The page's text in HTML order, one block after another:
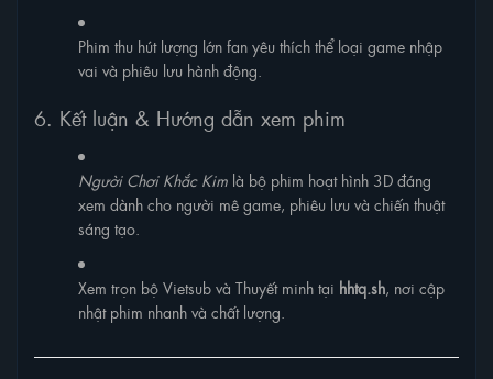
Phim thu hút lượng lớn fan yêu thích thể loại game nhập
vai và phiêu lưu hành động.
6. Kết luận & Hướng dẫn xem phim
Người Chơi Khắc Kim là bộ phim hoạt hình 3D đáng
xem dành cho người mê game, phiêu lưu và chiến thuật
sáng tạo.
Xem trọn bộ Vietsub và Thuyết minh tại hhtq.sh, nơi cập
nhật phim nhanh và chất lượng.